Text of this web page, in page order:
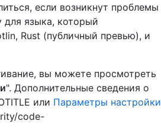
если возникнут проблемы
для языка, который
Rust (публичный превью), и
вы можете просмотреть
". Дополнительные сведения о
или Параметры настройки
code-